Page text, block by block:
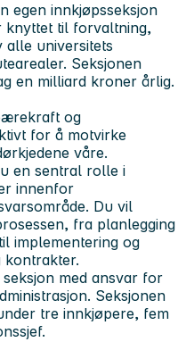
egen innkjøpsseksjon
knyttet til forvaltning,
alle universitets
Seksjonen
en milliard kroner årlig.
og
for å motvirke
våre.
en sentral rolle i
innenfor
Du vil
fra planlegging
implementering og
kontrakter.
med ansvar for
Seksjonen
tre innkjøpere, fem